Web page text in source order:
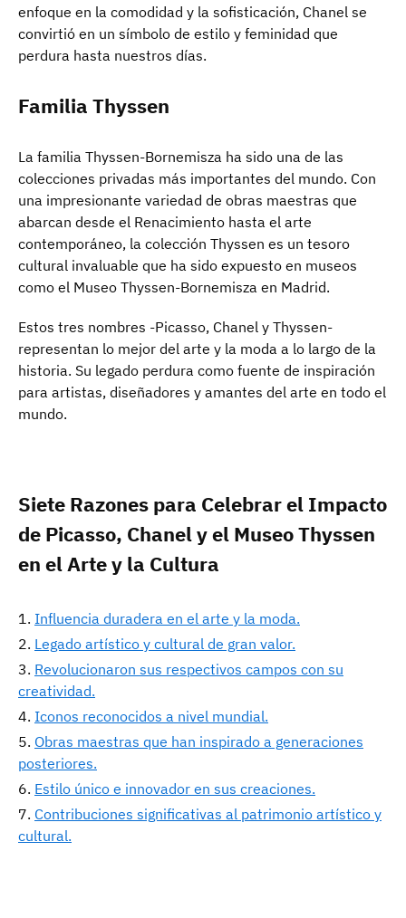
enfoque en la comodidad y la sofisticación, Chanel se
convirtió en un símbolo de estilo y feminidad que
perdura hasta nuestros días.
Familia Thyssen
La familia Thyssen-Bornemisza ha sido una de las
colecciones privadas más importantes del mundo. Con
una impresionante variedad de obras maestras que
abarcan desde el Renacimiento hasta el arte
contemporáneo, la colección Thyssen es un tesoro
cultural invaluable que ha sido expuesto en museos
como el Museo Thyssen-Bornemisza en Madrid.
Estos tres nombres -Picasso, Chanel y Thyssen-
representan lo mejor del arte y la moda a lo largo de la
historia. Su legado perdura como fuente de inspiración
para artistas, diseñadores y amantes del arte en todo el
mundo.
Siete Razones para Celebrar el Impacto
de Picasso, Chanel y el Museo Thyssen
en el Arte y la Cultura
Influencia duradera en el arte y la moda.
Legado artístico y cultural de gran valor.
Revolucionaron sus respectivos campos con su
creatividad.
Iconos reconocidos a nivel mundial.
Obras maestras que han inspirado a generaciones
posteriores.
Estilo único e innovador en sus creaciones.
Contribuciones significativas al patrimonio artístico y
cultural.